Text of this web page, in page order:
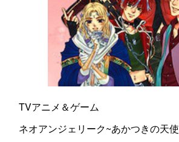
TVアニメ＆ゲーム
ネオアンジェリーク~あかつきの天使